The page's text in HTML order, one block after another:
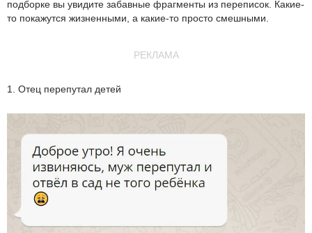
подборке вы увидите забавные фрагменты из переписок. Какие-
то покажутся жизненными, а какие-то просто смешными.
РЕКЛАМА
1. Отец перепутал детей